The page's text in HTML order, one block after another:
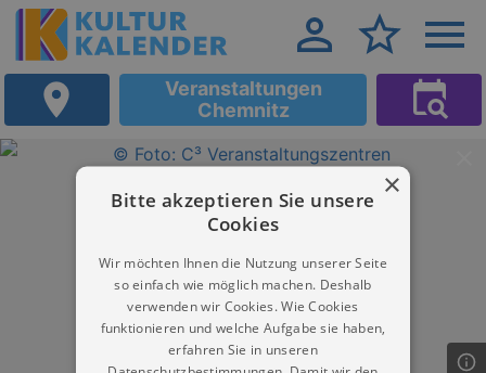
Veranstaltungen
Chemnitz
×
Bitte akzeptieren Sie unsere
Cookies
Wir möchten Ihnen die Nutzung unserer Seite
so einfach wie möglich machen. Deshalb
verwenden wir Cookies. Wie Cookies
funktionieren und welche Aufgabe sie haben,
erfahren Sie in unseren